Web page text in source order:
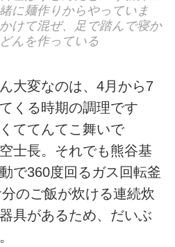
に麺作りからやっていま
けて混ぜ、足で踏んで寝か
んを作っている
大変なのは、4月から7
くる時期の調理です
ててんてこ舞いで
士長。それでも熊谷基
で360度回るガス回転釜
のご飯が炊ける連続炊
具があるため、だいぶ